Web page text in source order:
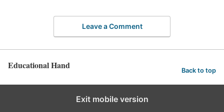
Leave a Comment
Educational Hand Back to top
Exit mobile version